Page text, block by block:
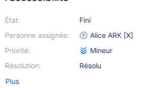
État:
Personne assignée:
Priorité:
Résolution:
Fini
Alice ARK [X]
Mineur
Résolu
Plus